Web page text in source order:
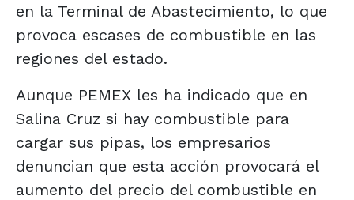
en la Terminal de Abastecimiento, lo que
provoca escases de combustible en las
regiones del estado.
Aunque PEMEX les ha indicado que en
Salina Cruz si hay combustible para
cargar sus pipas, los empresarios
denuncian que esta acción provocará el
aumento del precio del combustible en